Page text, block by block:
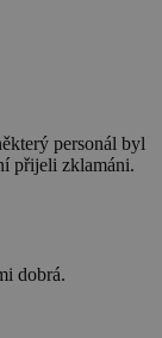
personál byl
přijeli zklamáni.
dobrá.